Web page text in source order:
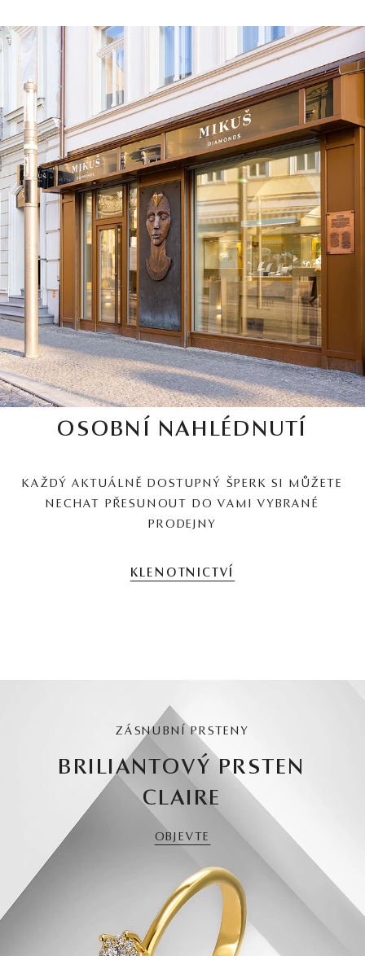
našich dvou videích –Který certifikát diamantu je nejlepšía
Certifikace diamantů na Slovensku.
OSOBNÍ NAHLÉDNUTÍ
KAŽDÝ AKTUÁLNĚ DOSTUPNÝ ŠPERK SI MŮŽETE
NECHAT PŘESUNOUT DO VAMI VYBRANÉ
PRODEJNY
KLENOTNICTVÍ
ZÁSNUBNÍ PRSTENY
BRILIANTOVÝ PRSTEN
CLAIRE
OBJEVTE